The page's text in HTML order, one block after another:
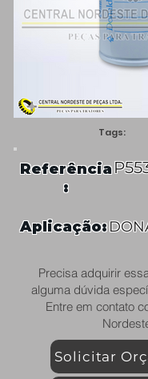
Tags:
Referência
:
Aplicação:
Precisa adquirir
alguma dúvida
Entre em contato
Solicitar